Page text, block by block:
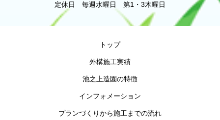
定休日 毎週水曜日 第1・3木曜日
トップ
外構施工実績
池之上造園の特徴
インフォメーション
プランづくりから施工までの流れ